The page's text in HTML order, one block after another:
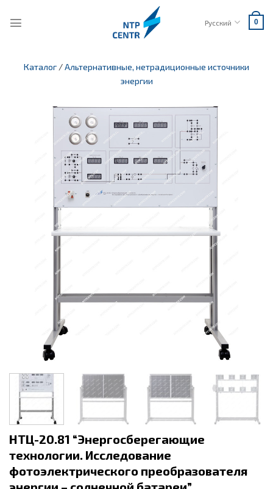
Русский 0
Каталог /Альтернативные, нетрадиционные источники
энергии
НТЦ-20.81 “Энергосберегающие
технологии. Исследование
фотоэлектрического преобразователя